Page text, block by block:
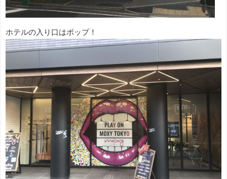
ホテルの入り口はポップ！